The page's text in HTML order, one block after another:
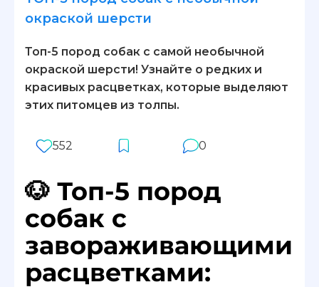
окраской шерсти
Топ-5 пород собак с самой необычной
окраской шерсти! Узнайте о редких и
красивых расцветках, которые выделяют
этих питомцев из толпы.
552 0
🐶 Топ-5 пород
собак с
завораживающими
расцветками: